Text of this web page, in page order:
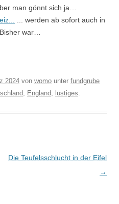
man gönnt sich ja…
... werden ab sofort auch in
war…
2024 von womo unter fundgrube
England lustiges
Die Teufelsschlucht in der Eifel
→